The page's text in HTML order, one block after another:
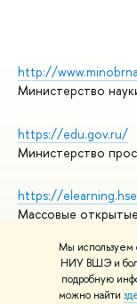
Мы используем
НИУ ВШЭ и
подробную
можно найти
http://
Министерство
https://edu.gov.ru/
Министерство
https://
Массовые
© НИУ ВШЭ